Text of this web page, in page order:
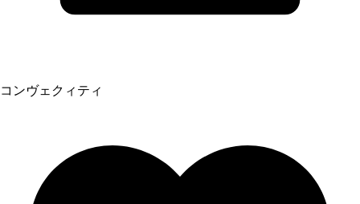
コンヴェクィティ